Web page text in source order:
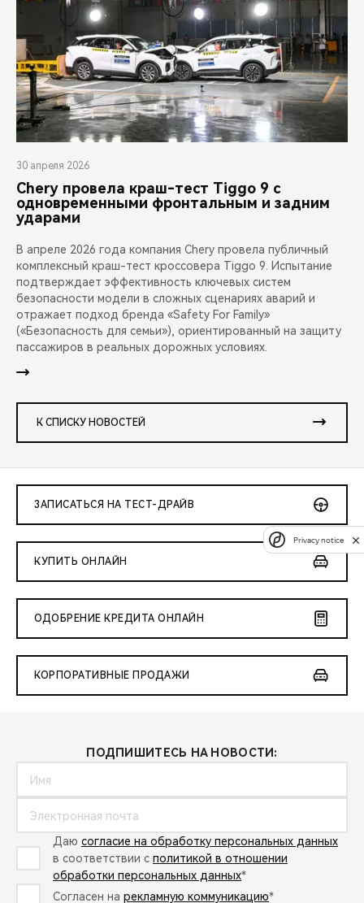
30 апреля 2026
Chery провела краш-тест Tiggo 9 с
одновременными фронтальным и задним
ударами
В апреле 2026 года компания Chery провела публичный
комплексный краш-тест кроссовера Tiggo 9. Испытание
подтверждает эффективность ключевых систем
безопасности модели в сложных сценариях аварий и
отражает подход бренда «Safety For Family»
(«Безопасность для семьи»), ориентированный на защиту
пассажиров в реальных дорожных условиях.
К СПИСКУ НОВОСТЕЙ
ЗАПИСАТЬСЯ НА ТЕСТ-ДРАЙВ
КУПИТЬ ОНЛАЙН
ОДОБРЕНИЕ КРЕДИТА ОНЛАЙН
КОРПОРАТИВНЫЕ ПРОДАЖИ
ПОДПИШИТЕСЬ НА НОВОСТИ:
Даю согласие на обработку персональных данных
в соответствии с политикой в отношении
обработки персональных данных*
Согласен на рекламную коммуникацию*
Privacy notice